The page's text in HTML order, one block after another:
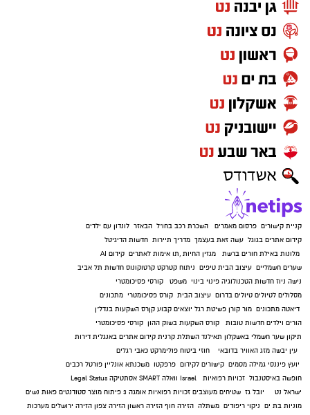
קניית קישורים פרסום מאמרים השכרת רכב בחו"ל הבאזר לונדון עם ילדים
קידום אתרים בגוגל עשה זאת בעצמך מדריך תיירות חדשות הדיגיטל
מלונות באילת חורים ברשת מגזין החיות ,תו אימות לאתרים קידום AI
שערים חשמליים עיצוב הבית טיפים ניתוח קטרקט קרטוקונוס חדשות תל אביב
נישה ניוז חדשות הטכנולוגיה פינוי בינוי משפט
קורסי פסיכומטרי
מסלולים לטיולים טיולים בדרום עיצוב הבית קורס פסיכומטרי מתכונים
דיאטה מתכונים מור קורן פשיטת רגל יוצאים קבוע קןרס השקעות בנדל"ן
הורים וילדים חדשות טובות קורס השקעות בשוק ההון קורסי פסיכומטרי
תיקון שער חשמלי באשקלון תאילנד השתלת קרנית קידום אתרים באנגלית דירות
עין יבשה מזג האוויר בדובאי חוזי ביטוח פולימרקט כאבי רגלים
יועץ פיננסי גמילה מסמים קישורים לקידום פרפקטו משכנתא אונליין פורטל רכבים
חופשה באיסטנבול זכויות רפואיות Israel וואלה SMART אסתטיקה Legal Status
ישראל נט
יובל גז שטיחים מעוצבים זכויות רפואיות אומגה 3 פיתוח מוצר סטודנטים פאות נשים
מוניות בת ים ניקוי ריפודים משתלה הזירה חוף הזירה ראשון הזירה צפון הזירה ירושלים מערכות